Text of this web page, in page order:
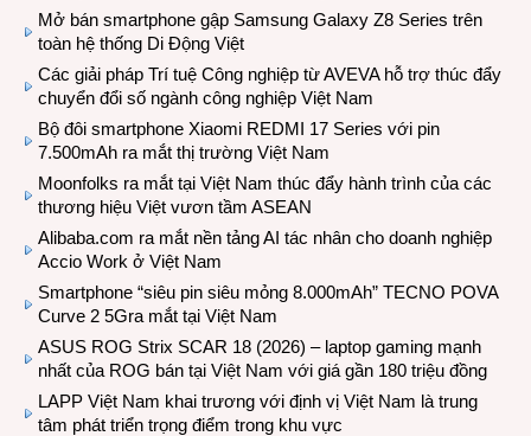
Mở bán smartphone gập Samsung Galaxy Z8 Series trên
toàn hệ thống Di Động Việt
Các giải pháp Trí tuệ Công nghiệp từ AVEVA hỗ trợ thúc đẩy
chuyển đổi số ngành công nghiệp Việt Nam
Bộ đôi smartphone Xiaomi REDMI 17 Series với pin
7.500mAh ra mắt thị trường Việt Nam
Moonfolks ra mắt tại Việt Nam thúc đẩy hành trình của các
thương hiệu Việt vươn tầm ASEAN
Alibaba.com ra mắt nền tảng AI tác nhân cho doanh nghiệp
Accio Work ở Việt Nam
Smartphone “siêu pin siêu mỏng 8.000mAh” TECNO POVA
Curve 2 5Gra mắt tại Việt Nam
ASUS ROG Strix SCAR 18 (2026) – laptop gaming mạnh
nhất của ROG bán tại Việt Nam với giá gần 180 triệu đồng
LAPP Việt Nam khai trương với định vị Việt Nam là trung
tâm phát triển trọng điểm trong khu vực